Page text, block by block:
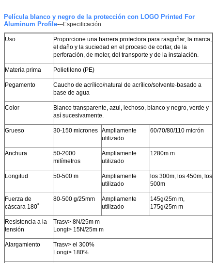
Deja un mensaje
¡Te llamaremos pronto!
PRESENTACIóN
Película blanco y negro de la protección con LOGO Printed For
Aluminum Profile---Especificación
Uso
Proporcione una barrera protectora para rasguñar, la marca,
el daño y la suciedad en el proceso de cortar, de la
perforación, de moler, del transporte y de la instalación.
Materia prima Polietileno (PE)
Pegamento
Caucho de acrílico/natural de acrílico/solvente-basado a
base de agua
Color
Blanco transparente, azul, lechoso, blanco y negro, verde y
así sucesivamente.
Grueso 30-150 micrones Ampliamente
utilizado
60/70/80/110 micrón
Anchura
50-2000
milímetros
Ampliamente
utilizado
1280m m
Longitud 50-500 m
Ampliamente
utilizado
los 300m, los 450m, los
500m
Fuerza de
cáscara 180˚
80-500 g/25mm
Ampliamente
utilizado
145g/25m m,
175g/25m m
Resistencia a la
tensión
Trasv> 8N/25m m
Longi> 15N/25m m
Alargamiento
Trasv> el 300%
Longi> 180%